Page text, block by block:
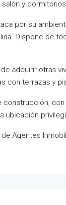
y dormitorios
por su
Dispone de
adquirir otras
con terrazas y
ubicación
Agentes